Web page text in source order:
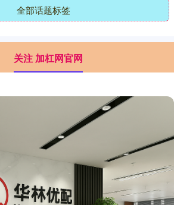
全部话题标签
关注 加杠网官网